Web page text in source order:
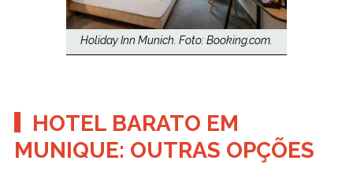
Holiday Inn Munich. Foto: Booking.com.
HOTEL BARATO EM
MUNIQUE: OUTRAS OPÇÕES